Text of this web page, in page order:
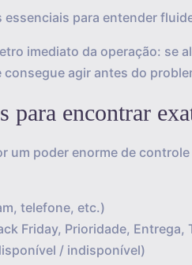
essenciais para entender
imediato da operação: se
agir antes do
encontrar
um poder enorme de
telefone, etc.)
Friday, Prioridade, Entrega,
/ indisponível)